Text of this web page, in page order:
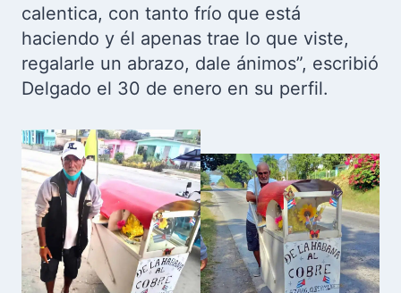
calentica, con tanto frío que está
haciendo y él apenas trae lo que viste,
regalarle un abrazo, dale ánimos”, escribió
Delgado el 30 de enero en su perfil.